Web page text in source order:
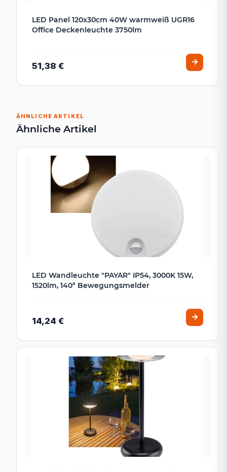
LED Panel 120x30cm 40W warmweiß UGR16
Office Deckenleuchte 3750lm
51,38 €
ÄHNLICHE ARTIKEL
Ähnliche Artikel
LED Wandleuchte "PAYAR" IP54, 3000K 15W,
1520lm, 140° Bewegungsmelder
14,24 €